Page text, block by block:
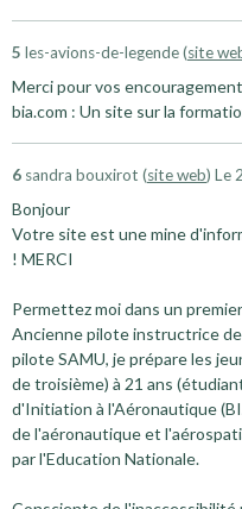
5 les-avions-de-legende (site
Merci pour vos
bia.com : Un site sur la
6 sandra bouxirot (site web) Le
Bonjour
Votre site est une mine
! MERCI
Permettez moi dans un
Ancienne pilote instructrice
pilote SAMU, je prépare les
de troisième) à 21 ans
d'Initiation à l'Aéronautique
de l'aéronautique et
par l'Education Nationale.